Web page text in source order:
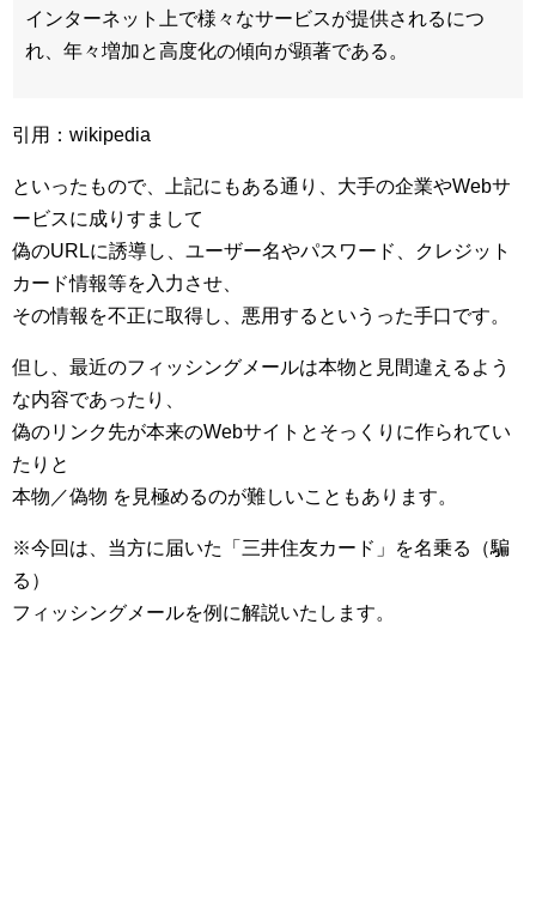
インターネット上で様々なサービスが提供されるにつ
れ、年々増加と高度化の傾向が顕著である。
引用：wikipedia
といったもので、上記にもある通り、大手の企業やWebサ
ービスに成りすまして
偽のURLに誘導し、ユーザー名やパスワード、クレジット
カード情報等を入力させ、
その情報を不正に取得し、悪用するというった手口です。
但し、最近のフィッシングメールは本物と見間違えるよう
な内容であったり、
偽のリンク先が本来のWebサイトとそっくりに作られてい
たりと
本物／偽物 を見極めるのが難しいこともあります。
※今回は、当方に届いた「三井住友カード」を名乗る（騙
る）
フィッシングメールを例に解説いたします。